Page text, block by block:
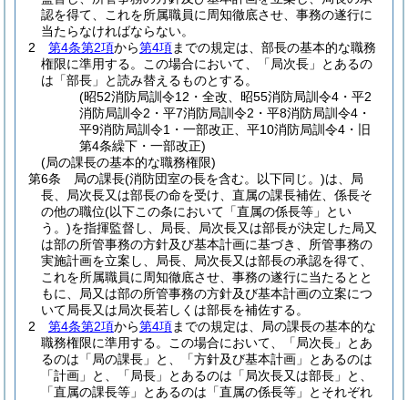
認を得て、これを所属職員に周知徹底させ、事務の遂行に
当たらなければならない。
2
第4条第2項から第4項までの規定は、部長の基本的な職務
権限に準用する。
この場合において、「局次長」とあるの
は「部長」と読み替えるものとする。
(昭52消防局訓令12・全改、昭55消防局訓令4・平2
消防局訓令2・平7消防局訓令2・平8消防局訓令4・
平9消防局訓令1・一部改正、平10消防局訓令4・旧
第4条繰下・一部改正)
(局の課長の基本的な職務権限)
第6条
局の課長(消防団室の長を含む。以下同じ。)は、局
長、局次長又は部長の命を受け、直属の課長補佐、係長そ
の他の職位(以下この条において「直属の係長等」とい
う。)を指揮監督し、局長、局次長又は部長が決定した局又
は部の所管事務の方針及び基本計画に基づき、所管事務の
実施計画を立案し、局長、局次長又は部長の承認を得て、
これを所属職員に周知徹底させ、事務の遂行に当たるとと
もに、局又は部の所管事務の方針及び基本計画の立案につ
いて局長又は局次長若しくは部長を補佐する。
2
第4条第2項から第4項までの規定は、局の課長の基本的な
職務権限に準用する。
この場合において、「局次長」とあ
るのは「局の課長」と、「方針及び基本計画」とあるのは
「計画」と、「局長」とあるのは「局次長又は部長」と、
「直属の課長等」とあるのは「直属の係長等」とそれぞれ